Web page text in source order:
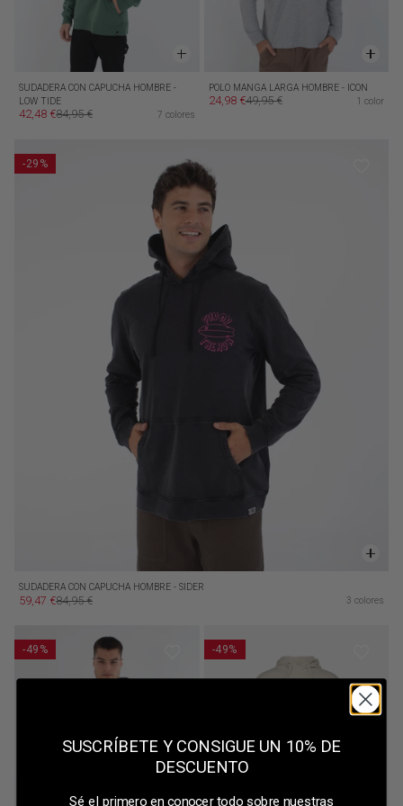
SUDADERA CON CAPUCHA HOMBRE -
LOW TIDE
Precio de oferta
42,48 €Precio habitual
84,95 € 7 colores
-29%
SUDADERA CON CAPUCHA HOMBRE - SIDER
Precio de oferta
59,47 €Precio habitual
84,95 € 3 colores
POLO MANGA LARGA HOMBRE - ICON
Precio de oferta
24,98 €Precio habitual
49,95 € 1 color
-49% -49%
SUSCRÍBETE Y CONSIGUE UN 10% DE
DESCUENTO
Sé el primero en conocer todo sobre nuestras